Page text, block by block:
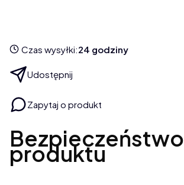
Czas wysyłki:24 godziny
Udostępnij
Zapytaj o produkt
Bezpieczeństwo
produktu